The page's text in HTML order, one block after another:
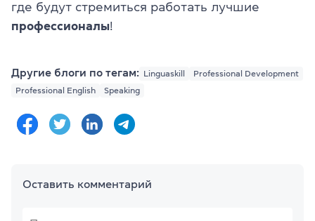
где будут стремиться работать лучшие
профессионалы!
Другие блоги по тегам: Linguaskill
Professional Development
Professional English
Speaking
Оставить комментарий